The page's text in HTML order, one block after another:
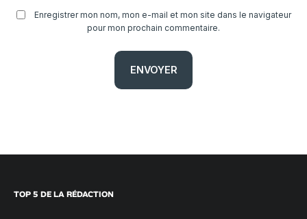
Enregistrer mon nom, mon e-mail et mon site dans le navigateur
pour mon prochain commentaire.
TOP 5 DE LA RÉDACTION